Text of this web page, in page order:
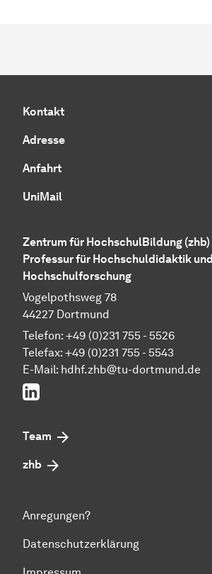
Kontakt
Adresse
Anfahrt
UniMail
Zentrum für HochschulBildung (zhb)
Professur für Hochschuldidaktik und
Hochschulforschung
Vogelpothsweg 78
44227 Dortmund
Telefon: +49 (0)231 755 - 5526
Telefax: +49 (0)231 755 - 5543
E-Mail: hdhf.zhb@tu-dortmund.de
LinkedIn
Team
zhb
Anregungen?
Datenschutzerklärung